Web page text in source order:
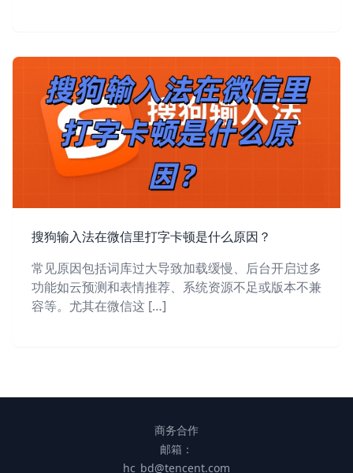
搜狗输入法在微信里打字卡顿是什么原因？
常见原因包括词库过大导致加载缓慢、后台开启过多
功能如云预测和表情推荐、系统资源不足或版本不兼
容等。尤其在微信这 […]
商务合作
邮箱：
hc_bd@tencent.com